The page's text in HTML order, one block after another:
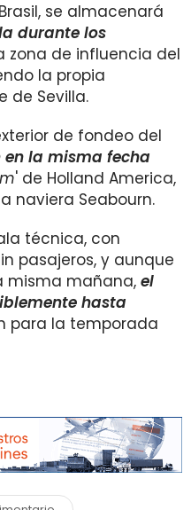
se almacenará
durante los
zona de influencia del
la propia
de Sevilla.
de fondeo del
la misma fecha
' de Holland America,
naviera Seabourn.
técnica, con
pasajeros, y aunque
misma mañana, el
hasta
para la temporada